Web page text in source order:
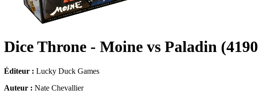
Dice Throne - Moine vs Paladin (4190
Éditeur : Lucky Duck Games
Auteur : Nate Chevallier